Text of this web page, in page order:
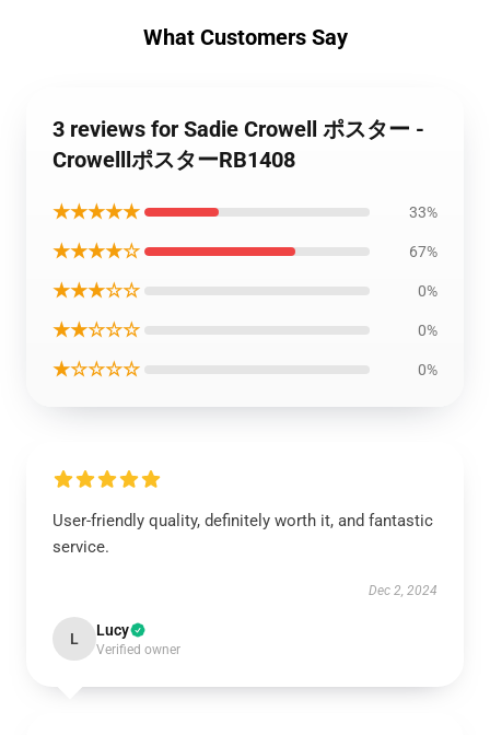
What Customers Say
3 reviews for Sadie Crowell ポスター -
CrowelllポスターRB1408
★★★★★ 33%
★★★★☆ 67%
★★★☆☆ 0%
★★☆☆☆ 0%
★☆☆☆☆ 0%
User-friendly quality, definitely worth it, and fantastic
service.
Dec 2, 2024
L Lucy
Verified owner